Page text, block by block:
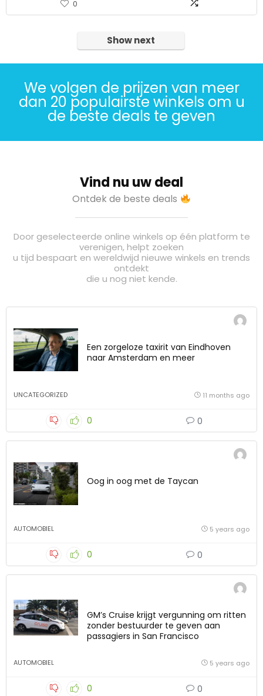
0
Show next
We volgen de prijzen van meer
dan 20 populairste winkels om u
de beste deals te geven
Vind nu uw deal
Ontdek de beste deals
Door geselecteerde online winkels op één platform te
verenigen, helpt zoeken
u tijd bespaart en wereldwijd nieuwe winkels en trends
ontdekt
die u nog niet kende.
Een zorgeloze taxirit van Eindhoven
naar Amsterdam en meer
UNCATEGORIZED 11 months ago
0 0
Oog in oog met de Taycan
AUTOMOBIEL 5 years ago
0 0
GM’s Cruise krijgt vergunning om ritten
zonder bestuurder te geven aan
passagiers in San Francisco
AUTOMOBIEL 5 years ago
0 0